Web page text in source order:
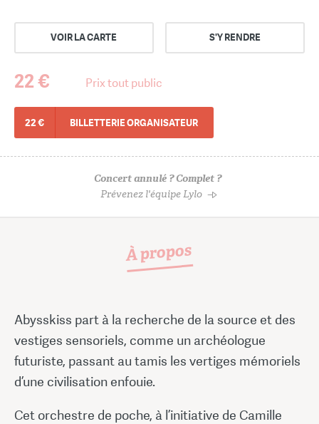
VOIR LA CARTE S'Y RENDRE
22 € Prix tout public
22 € BILLETTERIE ORGANISATEUR
Concert annulé ? Complet ?
Prévenez l'équipe Lylo
À propos
Abysskiss part à la recherche de la source et des
vestiges sensoriels, comme un archéologue
futuriste, passant au tamis les vertiges mémoriels
d’une civilisation enfouie.
Cet orchestre de poche, à l’initiative de Camille